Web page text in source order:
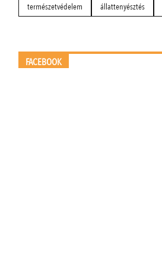
természetvédelem
állattenyésztés
FACEBOOK